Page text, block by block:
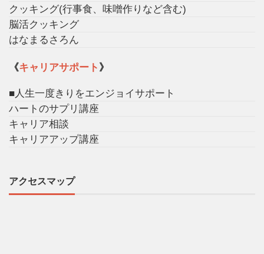
クッキング(行事食、味噌作りなど含む)
脳活クッキング
はなまるさろん
《キャリアサポート 》
■人生一度きりをエンジョイサポート
ハートのサプリ講座
キャリア相談
キャリアアップ講座
アクセスマップ